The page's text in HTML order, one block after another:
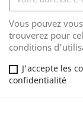
Vous pouvez
trouverez pour
conditions
J'accepte les
confidentialité